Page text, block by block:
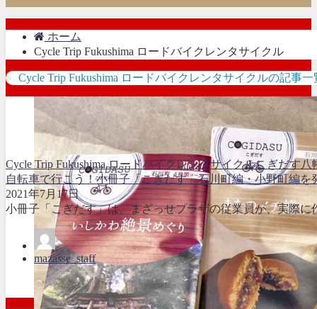
ホーム
Cycle Trip Fukushima ロードバイクレンタサイクル
Cycle Trip Fukushima ロードバイクレンタサイクルの記事一
Cycle Trip Fukushima ロードバイクレンタサイクルこぎだす八
自転車で行こう！小冊子「こぎだす」石川町編・小野町編を
2021年7月17日
小冊子「こぎだす」は、まざっせプラザの従業員が、実際
mazasse_staff